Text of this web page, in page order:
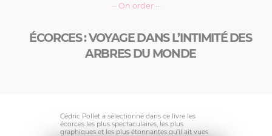
ÉCORCES : VOYAGE DANS L’INTIMITÉ DES
ARBRES DU MONDE
··· On order ···
Cédric Pollet a sélectionné dans ce livre les
écorces les plus spectaculaires, les plus
graphiques et les plus étonnantes qu’il ait vues